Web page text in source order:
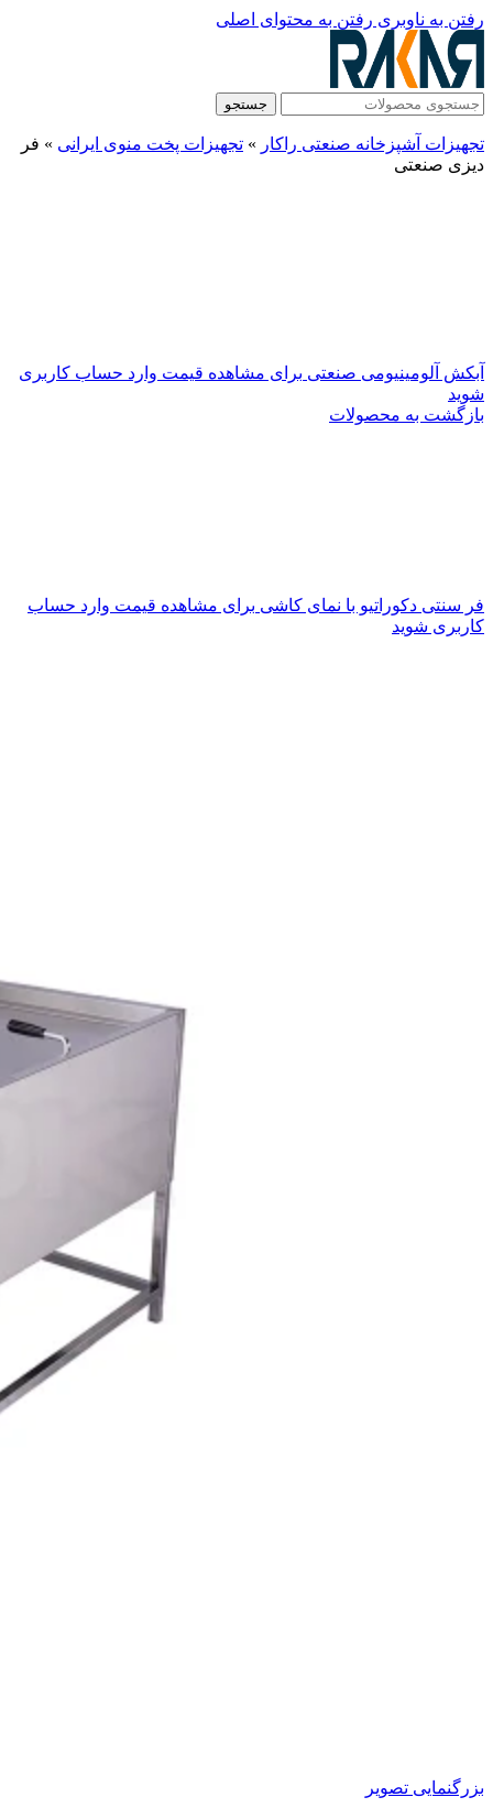
رفتن به ناوبری رفتن به محتوای اصلی
جستجو
تجهیزات آشپزخانه صنعتی راکار » تجهیزات پخت منوی ایرانی » فر
دیزی صنعتی
آبکش آلومینیومی صنعتی برای مشاهده قیمت وارد حساب کاربری
شوید
بازگشت به محصولات
فر سنتی دکوراتیو با نمای کاشی برای مشاهده قیمت وارد حساب
کاربری شوید
بزرگنمایی تصویر